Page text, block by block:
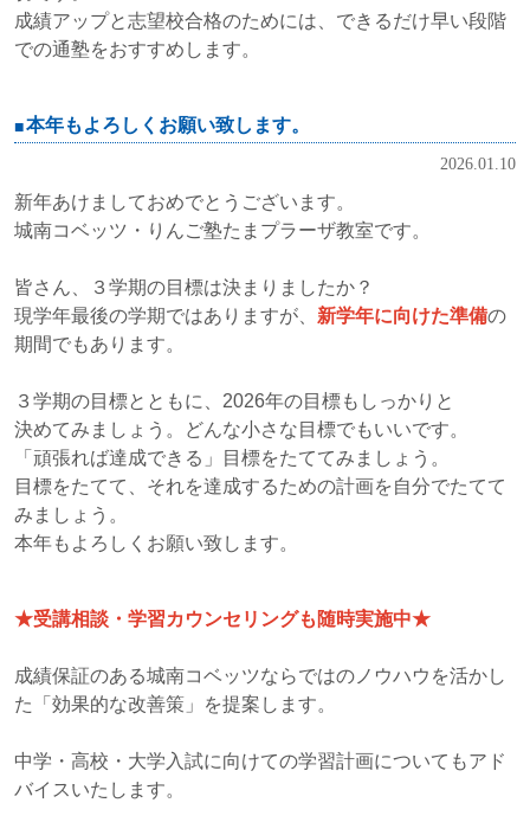
成績アップと志望校合格のためには、できるだけ早い段階
での通塾をおすすめします。
本年もよろしくお願い致します。
2026.01.10
新年あけましておめでとうございます。
城南コベッツ・りんご塾たまプラーザ教室です。
皆さん、３学期の目標は決まりましたか？
現学年最後の学期ではありますが、 新学年に向けた準備の
期間でもあります。
３学期の目標とともに、2026年の目標もしっかりと
決めてみましょう。どんな小さな目標でもいいです。
「頑張れば達成できる」目標をたててみましょう。
目標をたてて、それを達成するための計画を自分でたてて
みましょう。
本年もよろしくお願い致します。
★受講相談・学習カウンセリングも随時実施中★
成績保証のある城南コベッツならではのノウハウを活かし
た「効果的な改善策」を提案します。
中学・高校・大学入試に向けての学習計画についてもアド
バイスいたします。